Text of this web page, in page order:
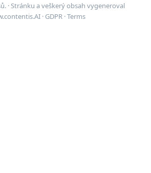
· Stránku a veškerý obsah vygeneroval
· GDPR·Terms